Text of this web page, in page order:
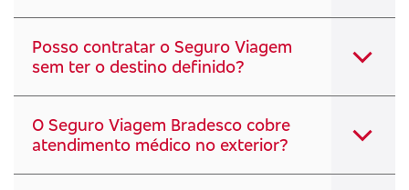
Posso contratar o Seguro Viagem
sem ter o destino definido?
O Seguro Viagem Bradesco cobre
atendimento médico no exterior?